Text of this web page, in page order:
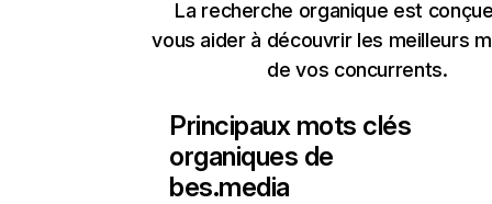
La recherche organique est
vous aider à découvrir les meilleurs
de vos concurrents.
Principaux mots clés
organiques de
bes.media